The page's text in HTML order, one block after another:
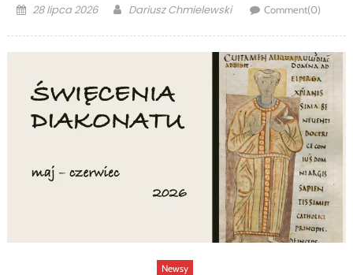
Posted
28 lipca 2026 Author
Dariusz Chmielewski Comment(0)
Newsy